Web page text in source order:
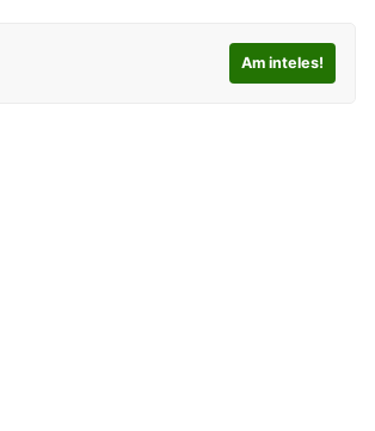
Am inteles!